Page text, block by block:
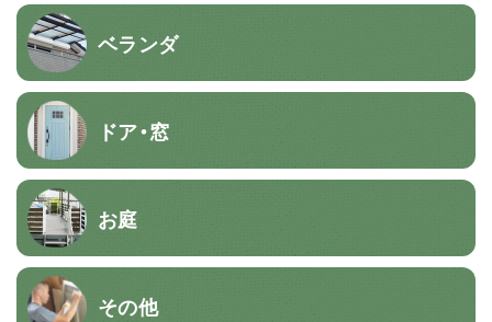
ベランダ
ドア・窓
お庭
その他